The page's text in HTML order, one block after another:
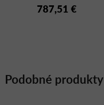
787,51 €
Podobné produkty